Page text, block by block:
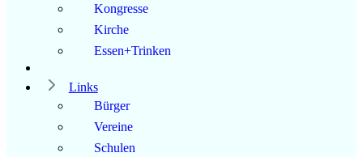
Kongresse
Kirche
Essen+Trinken
Links
Bürger
Vereine
Schulen